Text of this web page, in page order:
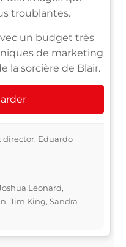
troublantes.
un budget très
de marketing
la sorcière de Blair.
director: Eduardo
Leonard,
Jim King, Sandra